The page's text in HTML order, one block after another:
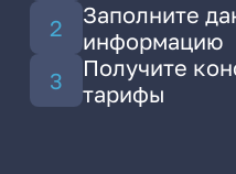
Заполните
информацию
Получите
тарифы